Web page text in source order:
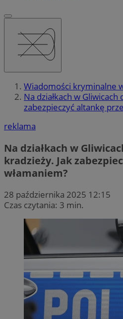
Wiadomości kryminalne
Na działkach w Gliwicach
zabezpieczyć altankę
reklama
Na działkach w
kradzieży. Jak
włamaniem?
28 października 2025 12:15
Czas czytania: 3 min.